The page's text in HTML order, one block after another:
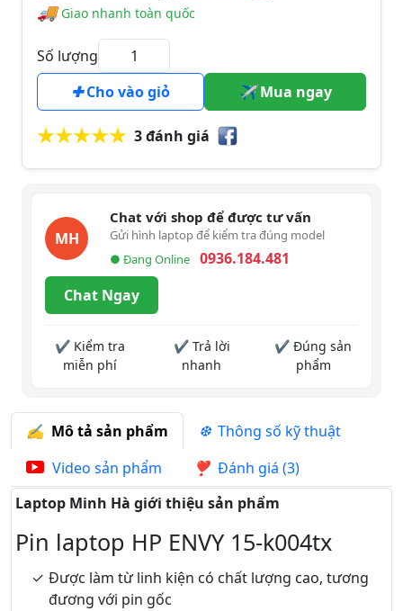
🚚Giao nhanh toàn quốc
Số lượng
Cho vào giỏ
Mua ngay
3 đánh giá
MH
Chat với shop để được tư vấn
Gửi hình laptop để kiểm tra đúng model
● Đang Online
0936.184.481
Chat Ngay
✔ Kiểm tra
miễn phí
✔ Trả lời
nhanh
✔ Đúng sản
phẩm
Mô tả sản phẩm
Thông số kỹ thuật
Video sản phẩm
Đánh giá (3)
Laptop Minh Hà giới thiệu sản phẩm
Pin laptop HP ENVY 15-k004tx
Được làm từ linh kiện có chất lượng cao, tương
đương với pin gốc